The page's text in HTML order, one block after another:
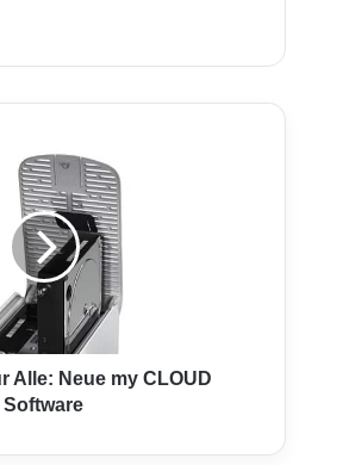
Alle: Neue my CLOUD
Software